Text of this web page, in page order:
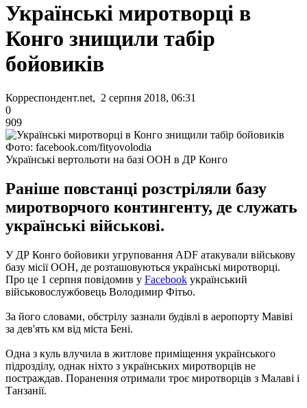
Українські миротворці в
Конго знищили табір
бойовиків
Корреспондент.net, 2 серпня 2018, 06:31
0
909
Фото: facebook.com/fityovolodia
Українські вертольоти на базі ООН в ДР Конго
Раніше повстанці розстріляли базу
миротворчого контингенту, де служать
українські військові.
У ДР Конго бойовики угруповання ADF атакували військову
базу місії ООН, де розташовуються українські миротворці.
Про це 1 серпня повідомив у Facebook український
військовослужбовець Володимир Фітьо.
За його словами, обстрілу зазнали будівлі в аеропорту Мавіві
за дев'ять км від міста Бені.
Одна з куль влучила в житлове приміщення українського
підрозділу, однак ніхто з українських миротворців не
постраждав. Поранення отримали троє миротворців з Малаві і
Танзанії.